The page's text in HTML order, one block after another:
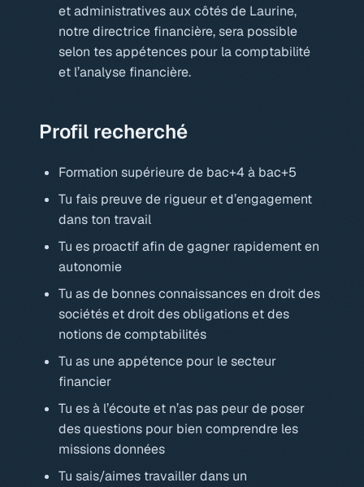
et administratives aux côtés de Laurine,
notre directrice financière, sera possible
selon tes appétences pour la comptabilité
et l’analyse financière.
Profil recherché
Formation supérieure de bac+4 à bac+5
Tu fais preuve de rigueur et d’engagement
dans ton travail
Tu es proactif afin de gagner rapidement en
autonomie
Tu as de bonnes connaissances en droit des
sociétés et droit des obligations et des
notions de comptabilités
Tu as une appétence pour le secteur
financier
Tu es à l’écoute et n’as pas peur de poser
des questions pour bien comprendre les
missions données
Tu sais/aimes travailler dans un